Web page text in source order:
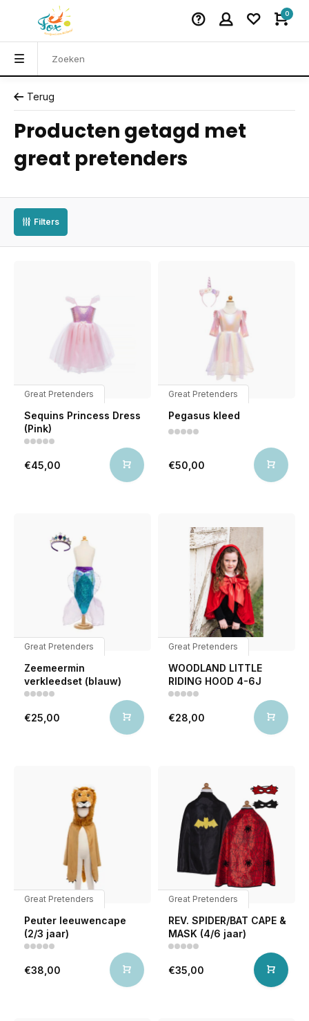
0
Terug
Producten getagd met
great pretenders
Filters
Great Pretenders
Sequins Princess Dress
(Pink)
€45,00
Great Pretenders
Pegasus kleed
€50,00
Great Pretenders
Zeemeermin
verkleedset (blauw)
€25,00
Great Pretenders
WOODLAND LITTLE
RIDING HOOD 4-6J
€28,00
Great Pretenders
Peuter leeuwencape
(2/3 jaar)
€38,00
Great Pretenders
REV. SPIDER/BAT CAPE &
MASK (4/6 jaar)
€35,00